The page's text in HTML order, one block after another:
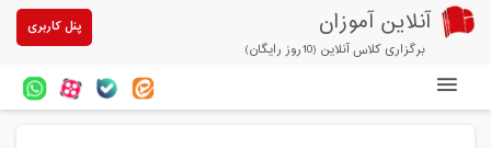
آنلاین آموزان
برگزاری کلاس آنلاین (10روز رایگان)
پنل کاربری